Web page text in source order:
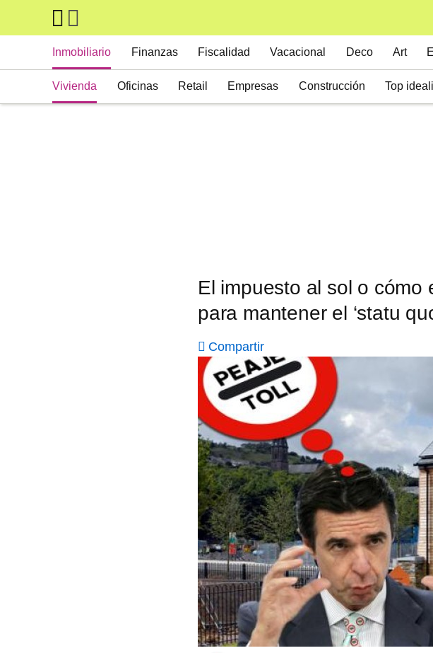
Skip to main content
Inmobiliario
Vivienda Oficinas Retail Empresas Construcción Top
Finanzas Fiscalidad Vacacional Deco Art
El impuesto al sol o
para mantener el ‘statu
Compartir